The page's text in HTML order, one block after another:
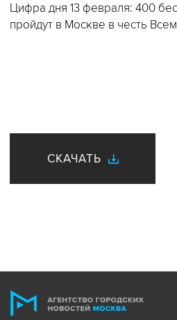
Цифра дня 13 февраля: 400
пройдут в Москве в честь
СКАЧАТЬ